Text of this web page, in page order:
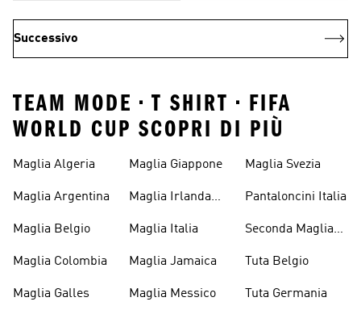
Successivo
TEAM MODE • T SHIRT • FIFA
WORLD CUP SCOPRI DI PIÙ
Maglia Algeria
Maglia Argentina
Maglia Belgio
Maglia Colombia
Maglia Galles
Maglia Giappone
Maglia Irlanda
Maglia Italia
Maglia Jamaica
Maglia Messico
Maglia Svezia
Pantaloncini Italia
Seconda Maglia
Tuta Belgio
Tuta Germania